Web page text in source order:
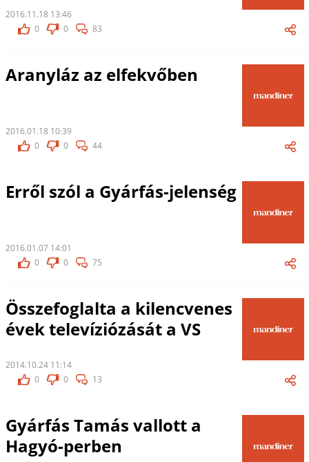
2016.11.18 13:46
0
0 83
Aranyláz az elfekvőben
2016.01.18 10:39
0
0 44
Erről szól a Gyárfás-jelenség
2016.01.07 14:01
0
0 75
Összefoglalta a kilencvenes
évek televíziózását a VS
2014.10.24 11:14
0
0 13
Gyárfás Tamás vallott a
Hagyó-perben